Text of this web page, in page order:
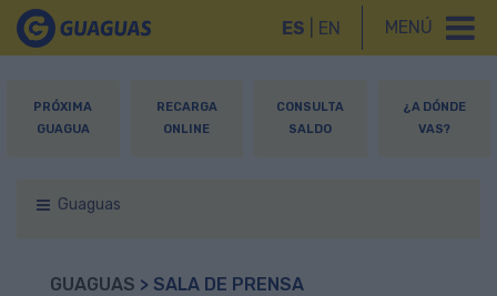
MENÚ
ES EN
PRÓXIMA
GUAGUA
RECARGA
ONLINE
CONSULTA
SALDO
¿A DÓNDE
VAS?
Guaguas
GUAGUAS > SALA DE PRENSA